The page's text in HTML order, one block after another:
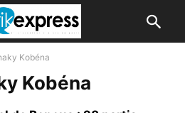
Kobéna
Kobéna